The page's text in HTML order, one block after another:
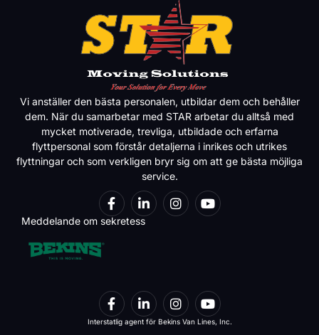
Vi anställer den bästa personalen, utbildar dem och behåller
dem. När du samarbetar med STAR arbetar du alltså med
mycket motiverade, trevliga, utbildade och erfarna
flyttpersonal som förstår detaljerna i inrikes och utrikes
flyttningar och som verkligen bryr sig om att ge bästa möjliga
service.
Meddelande om sekretess
Interstatlig agent för Bekins Van Lines, Inc.